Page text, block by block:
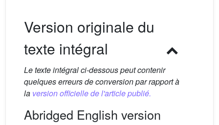
Version originale du
texte intégral
Le texte intégral ci-dessous peut contenir
quelques erreurs de conversion par rapport à
la version officielle de l'article publié.
Abridged English version